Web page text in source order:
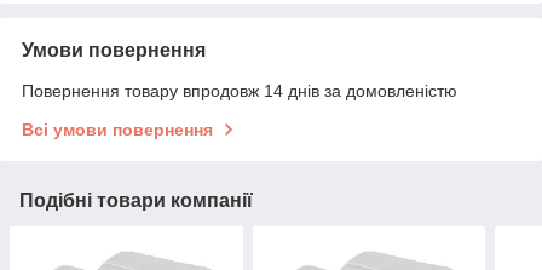
Умови повернення
Повернення товару впродовж 14 днів за домовленістю
Всі умови повернення
Подібні товари компанії